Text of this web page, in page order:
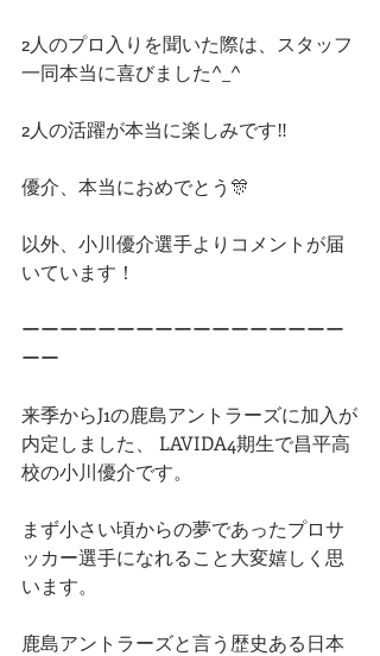
2人のプロ入りを聞いた際は、スタッフ
一同本当に喜びました^_^
2人の活躍が本当に楽しみです‼︎
優介、本当におめでとう🎊
以外、小川優介選手よりコメントが届
いています！
ーーーーーーーーーーーーーーーーー
ーー
来季からJ1の鹿島アントラーズに加入が
内定しました、 LAVIDA4期生で昌平高
校の小川優介です。
まず小さい頃からの夢であったプロサ
ッカー選手になれること大変嬉しく思
います。
鹿島アントラーズと言う歴史ある日本